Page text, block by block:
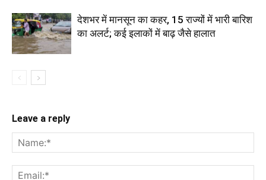
देशभर में मानसून का कहर, 15 राज्यों में भारी बारिश
का अलर्ट; कई इलाकों में बाढ़ जैसे हालात
Leave a reply